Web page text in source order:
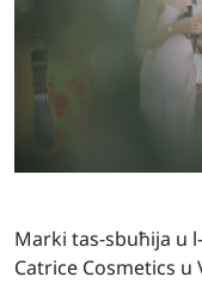
Marki tas-sbuħija u
Catrice Cosmetics